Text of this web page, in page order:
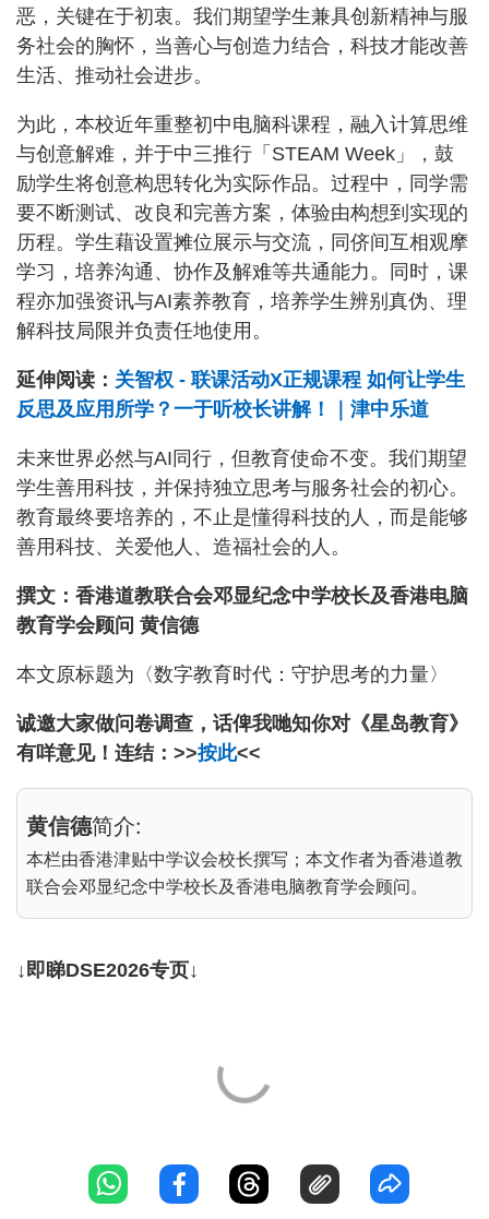
恶，关键在于初衷。我们期望学生兼具创新精神与服
务社会的胸怀，当善心与创造力结合，科技才能改善
生活、推动社会进步。
为此，本校近年重整初中电脑科课程，融入计算思维
与创意解难，并于中三推行「STEAM Week」，鼓
励学生将创意构思转化为实际作品。过程中，同学需
要不断测试、改良和完善方案，体验由构想到实现的
历程。学生藉设置摊位展示与交流，同侪间互相观摩
学习，培养沟通、协作及解难等共通能力。同时，课
程亦加强资讯与AI素养教育，培养学生辨别真伪、理
解科技局限并负责任地使用。
延伸阅读： 关智权 - 联课活动X正规课程 如何让学生
反思及应用所学？一于听校长讲解！｜津中乐道
未来世界必然与AI同行，但教育使命不变。我们期望
学生善用科技，并保持独立思考与服务社会的初心。
教育最终要培养的，不止是懂得科技的人，而是能够
善用科技、关爱他人、造福社会的人。
撰文：香港道教联合会邓显纪念中学校长及香港电脑
教育学会顾问 黄信德
本文原标题为〈数字教育时代：守护思考的力量〉
诚邀大家做问卷调查，话俾我哋知你对《星岛教育》
有咩意见！连结：>>按此<<
黄信德简介:
本栏由香港津贴中学议会校长撰写；本文作者为香港道教
联合会邓显纪念中学校长及香港电脑教育学会顾问。
↓即睇DSE2026专页↓